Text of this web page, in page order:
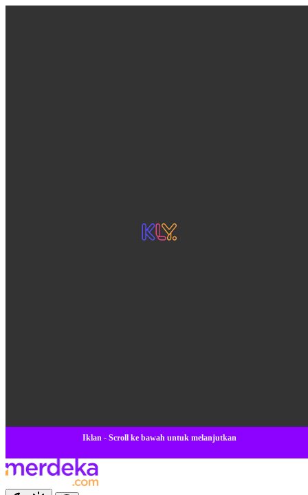
Iklan - Scroll ke bawah untuk melanjutkan